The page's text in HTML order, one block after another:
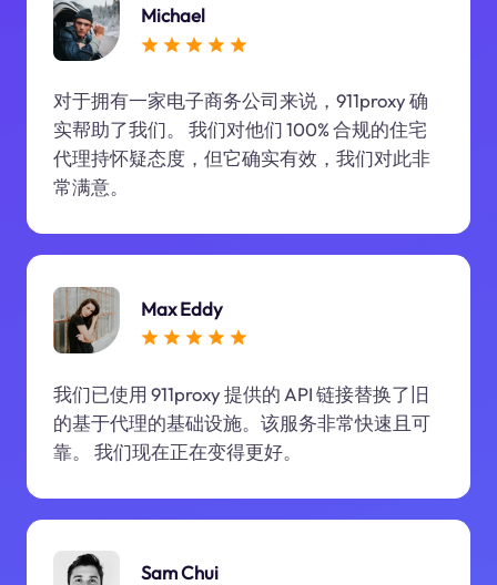
Michael
对于拥有一家电子商务公司来说，911proxy 确
实帮助了我们。 我们对他们 100% 合规的住宅
代理持怀疑态度，但它确实有效，我们对此非
常满意。
Max Eddy
我们已使用 911proxy 提供的 API 链接替换了旧
的基于代理的基础设施。该服务非常快速且可
靠。 我们现在正在变得更好。
Sam Chui